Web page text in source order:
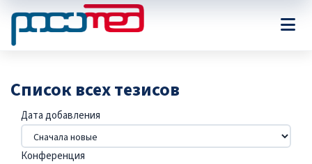
Список всех тезисов
Дата добавления
Конференция